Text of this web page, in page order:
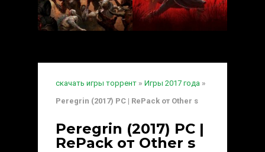
скачать игры торрент » Игры 2017 года »
Peregrin (2017) PC | RePack от Other s
Peregrin (2017) PC |
RePack от Other s